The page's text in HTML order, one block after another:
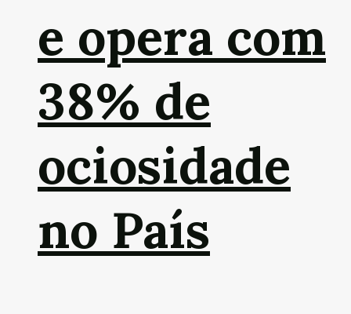
e opera com
38% de
ociosidade
no País